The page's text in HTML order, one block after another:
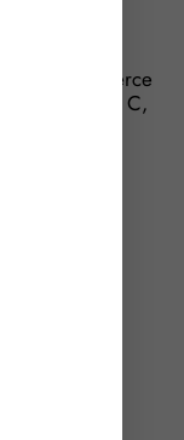
lorsqu’il exerce
sections B, C,
finale